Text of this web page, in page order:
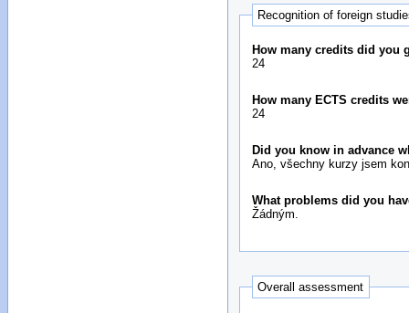
Recognition of foreign
How many credits did you
24
How many ECTS credits
24
Did you know in advance
Ano, všechny kurzy jsem
What problems did you
Žádným.
Overall assessment